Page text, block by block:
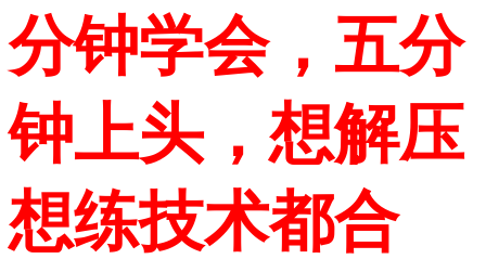
分钟学会，五分
钟上头，想解压
想练技术都合